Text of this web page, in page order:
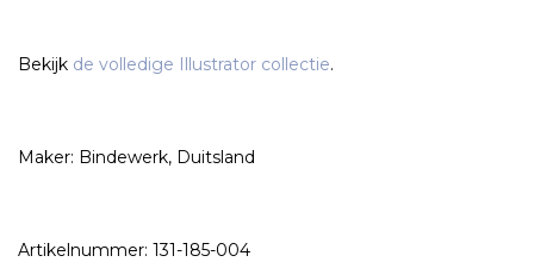
Bekijk de volledige Illustrator collectie.
Maker: Bindewerk, Duitsland
Artikelnummer: 131-185-004